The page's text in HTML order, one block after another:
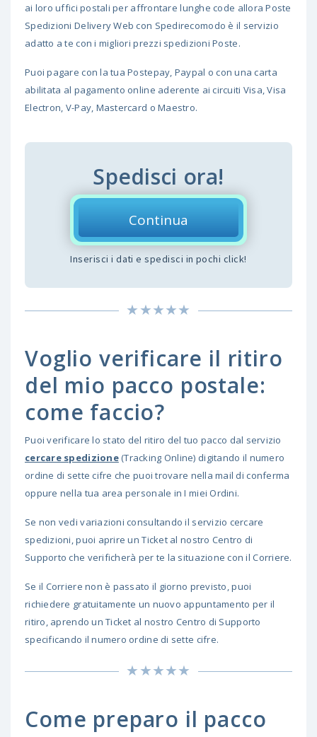
ai loro uffici postali per affrontare lunghe code allora Poste
Spedizioni Delivery Web con Spedirecomodo è il servizio
adatto a te con i migliori prezzi spedizioni Poste.
Puoi pagare con la tua Postepay, Paypal o con una carta
abilitata al pagamento online aderente ai circuiti Visa, Visa
Electron, V-Pay, Mastercard o Maestro.
Spedisci ora!
Continua
Inserisci i dati e spedisci in pochi click!
Voglio verificare il ritiro
del mio pacco postale:
come faccio?
Puoi verificare lo stato del ritiro del tuo pacco dal servizio
cercare spedizione(Tracking Online) digitando il numero
ordine di sette cifre che puoi trovare nella mail di conferma
oppure nella tua area personale in I miei Ordini.
Se non vedi variazioni consultando il servizio cercare
spedizioni, puoi aprire un Ticket al nostro Centro di
Supporto che verificherà per te la situazione con il Corriere.
Se il Corriere non è passato il giorno previsto, puoi
richiedere gratuitamente un nuovo appuntamento per il
ritiro, aprendo un Ticket al nostro Centro di Supporto
specificando il numero ordine di sette cifre.
Come preparo il pacco